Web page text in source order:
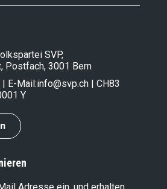
SVP,
Postfach, 3001 Bern
| E-Mail:info@svp.ch | CH83
Y